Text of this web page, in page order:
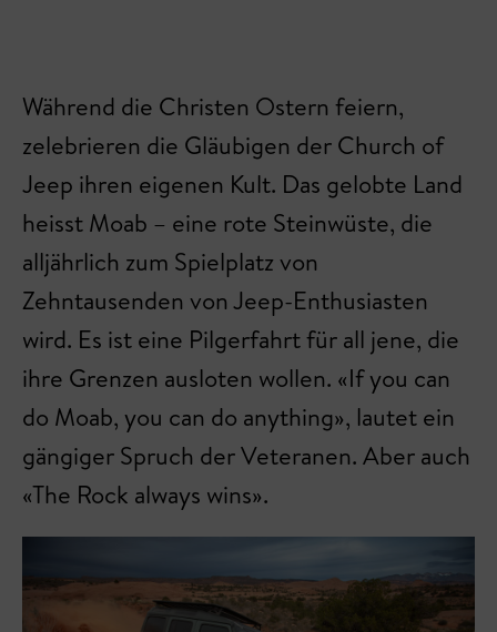
Während die Christen Ostern feiern,
zelebrieren die Gläubigen der Church of
Jeep ihren eigenen Kult. Das gelobte Land
heisst Moab – eine rote Steinwüste, die
alljährlich zum Spielplatz von
Zehntausenden von Jeep-Enthusiasten
wird. Es ist eine Pilgerfahrt für all jene, die
ihre Grenzen ausloten wollen. «If you can
do Moab, you can do anything», lautet ein
gängiger Spruch der Veteranen. Aber auch
«The Rock always wins».